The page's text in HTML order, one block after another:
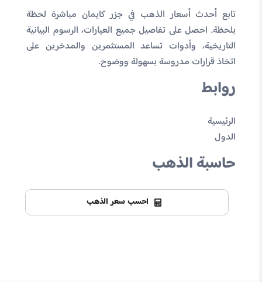
تابع أحدث أسعار الذهب في جزر كايمان مباشرة لحظة
بلحظة. احصل على تفاصيل جميع العيارات، الرسوم البيانية
التاريخية، وأدوات تساعد المستثمرين والمدخرين على
اتخاذ قرارات مدروسة بسهولة ووضوح.
روابط
الرئيسية
الدول
حاسبة الذهب
احسب سعر الذهب